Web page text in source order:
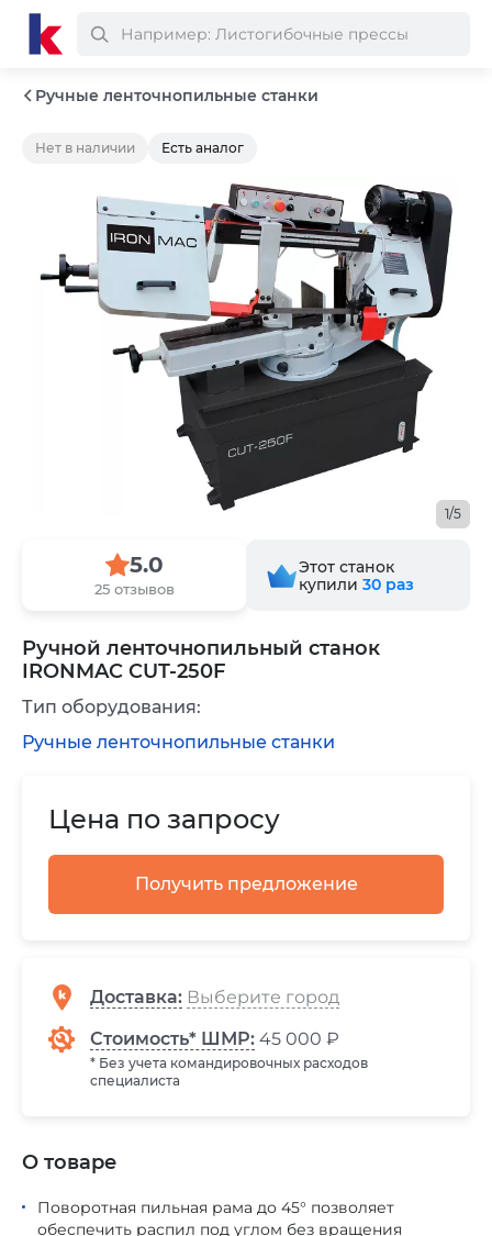
Ручные ленточнопильные станки
Нет в наличии Есть аналог
Ручной ленточнопильный станок
IRONMAC CUT-250F
1/5
5.0
25 отзывов
Этот станок
купили 30 раз
Цена по запросу
Получить предложение
Доставка:
Стоимость* ШМР: 45 000 ₽
* Без учета командировочных расходов
специалиста
Тип оборудования:
Ручные ленточнопильные станки
Поворотная пильная рама до 45° позволяет
обеспечить распил под углом без вращения
О товаре